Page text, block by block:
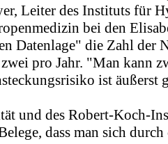
Leiter des Instituts für
bei den
Datenlage" die Zahl der
pro Jahr. "Man kann
ist äußerst
und des Robert-Koch-
dass man sich